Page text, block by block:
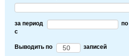
за период
c
по
Выводить по записей